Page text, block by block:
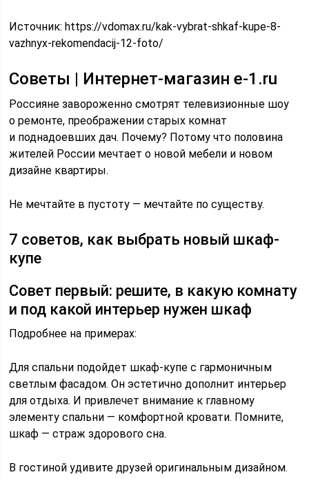
Источник:https://vdomax.ru/kak-vybrat-shkaf-kupe-8-
vazhnyx-rekomendacij-12-foto/
Советы | Интернет-магазин e-1.ru
Россияне завороженно смотрят телевизионные шоу
о ремонте, преображении старых комнат
и поднадоевших дач. Почему? Потому что половина
жителей России мечтает о новой мебели и новом
дизайне квартиры.
Не мечтайте в пустоту — мечтайте по существу.
7 советов, как выбрать новый шкаф-
купе
Совет первый: решите, в какую комнату
и под какой интерьер нужен шкаф
Подробнее на примерах:
Для спальни подойдет шкаф-купе с гармоничным
светлым фасадом. Он эстетично дополнит интерьер
для отдыха. И привлечет внимание к главному
элементу спальни — комфортной кровати. Помните,
шкаф — страж здорового сна.
В гостиной удивите друзей оригинальным дизайном.